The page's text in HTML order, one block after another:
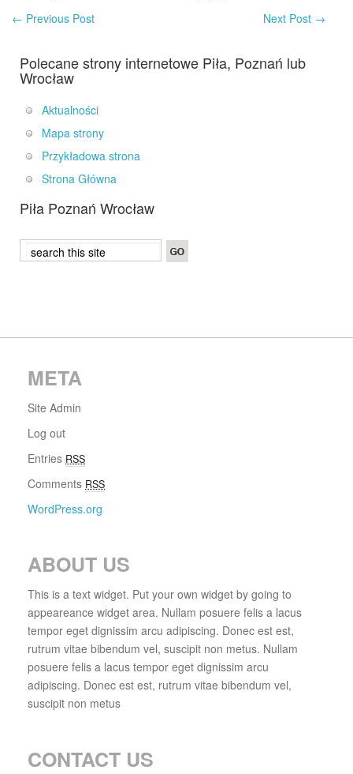
← Previous Post Next Post →
Polecane strony internetowe Piła, Poznań lub
Wrocław
Aktualności
Mapa strony
Przykładowa strona
Strona Główna
Piła Poznań Wrocław
META
Site Admin
Log out
Entries RSS
Comments RSS
WordPress.org
ABOUT US
This is a text widget. Put your own widget by going to
appeareance widget area. Nullam posuere felis a lacus
tempor eget dignissim arcu adipiscing. Donec est est,
rutrum vitae bibendum vel, suscipit non metus. Nullam
posuere felis a lacus tempor eget dignissim arcu
adipiscing. Donec est est, rutrum vitae bibendum vel,
suscipit non metus
CONTACT US